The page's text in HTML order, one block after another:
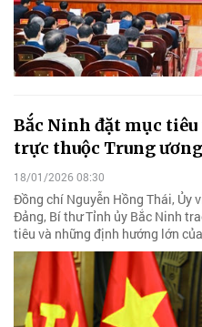
Bắc Ninh đặt mục
trực thuộc Trung
18/01/2026 08:30
Đồng chí Nguyễn Hồng Thái, Ủy
Đảng, Bí thư Tỉnh ủy Bắc Ninh
tiêu và những định hướng lớn